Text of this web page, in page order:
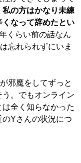
私の方はかなり未練
なって辞めたとい
くらい前の話なん
忘れられずにいま
邪魔をしてずっと
。でもオンライン
全く知らなかった
Yさんの状況につ